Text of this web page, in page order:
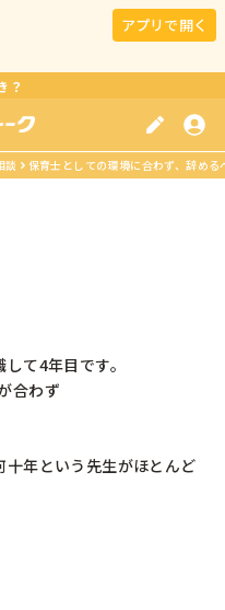
アプリで開く
？
談 保育士としての環境に合わず、辞める
て4年目です。
合わず
年という先生がほとんど